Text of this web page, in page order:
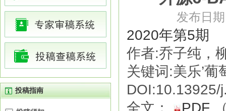
投稿指南
发布日
2020年第5期
作者:乔子纯，
关键词:美乐’
DOI:10.13925/
全文：
PDF